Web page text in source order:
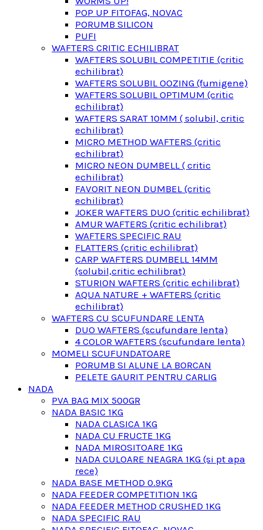
POP UP FITOFAG, NOVAC
PORUMB SILICON
PUFI
WAFTERS CRITIC ECHILIBRAT
WAFTERS SOLUBIL COMPETITIE (critic
echilibrat)
WAFTERS SOLUBIL OOZING (fumigene)
WAFTERS SOLUBIL OPTIMUM (critic
echilibrat)
WAFTERS SARAT 10MM ( solubil, critic
echilibrat)
MICRO METHOD WAFTERS (critic
echilibrat)
MICRO NEON DUMBELL ( critic
echilibrat)
FAVORIT NEON DUMBEL (critic
echilibrat)
JOKER WAFTERS DUO (critic echilibrat)
AMUR WAFTERS (critic echilibrat)
WAFTERS SPECIFIC RAU
FLATTERS (critic echilibrat)
CARP WAFTERS DUMBELL 14MM
(solubil,critic echilibrat)
STURION WAFTERS (critic echilibrat)
AQUA NATURE + WAFTERS (critic
echilibrat)
WAFTERS CU SCUFUNDARE LENTA
DUO WAFTERS (scufundare lenta)
4 COLOR WAFTERS (scufundare lenta)
MOMELI SCUFUNDATOARE
PORUMB SI ALUNE LA BORCAN
PELETE GAURIT PENTRU CARLIG
NADA
PVA BAG MIX 500GR
NADA BASIC 1KG
NADA CLASICA 1KG
NADA CU FRUCTE 1KG
NADA MIROSITOARE 1KG
NADA CULOARE NEAGRA 1KG (si pt apa
rece)
NADA BASE METHOD 0.9KG
NADA FEEDER COMPETITION 1KG
NADA FEEDER METHOD CRUSHED 1KG
NADA SPECIFIC RAU